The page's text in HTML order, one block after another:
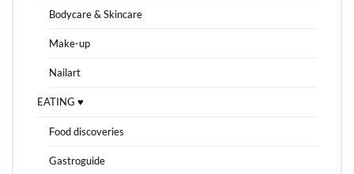
Bodycare & Skincare
Make-up
Nailart
EATING ♥
Food discoveries
Gastroguide